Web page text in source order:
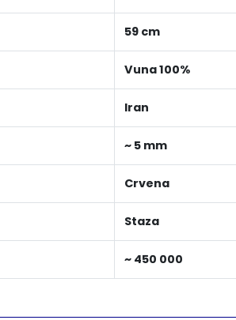
59 cm
Vuna 100%
Iran
~ 5 mm
Crvena
Staza
~ 450 000